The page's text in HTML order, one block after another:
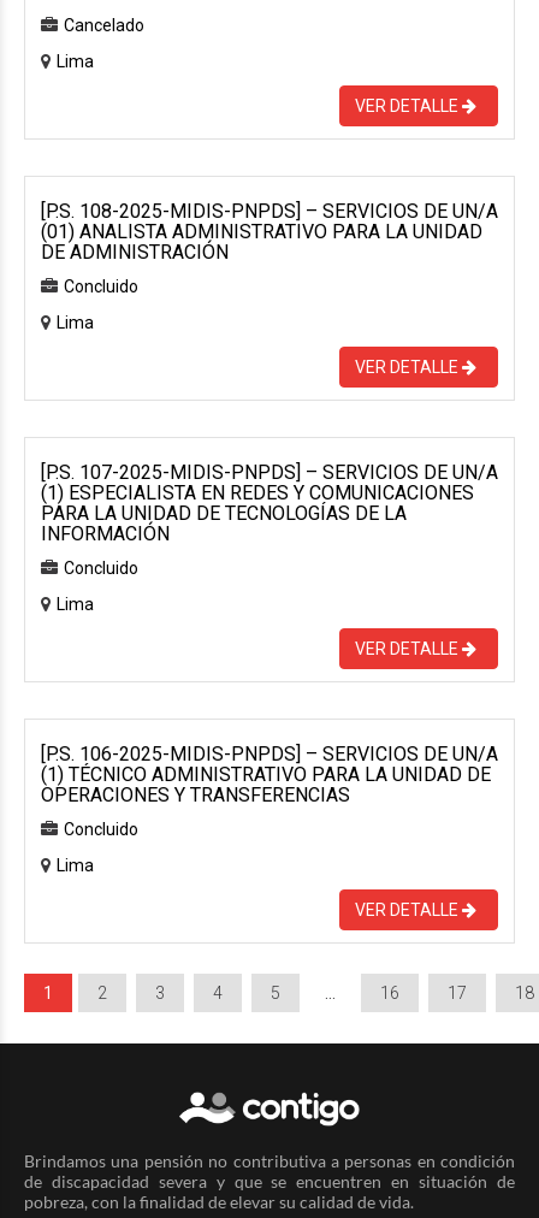
Cancelado
Lima
VER DETALLE
[P.S. 108-2025-MIDIS-PNPDS] – SERVICIOS DE UN/A
(01) ANALISTA ADMINISTRATIVO PARA LA UNIDAD
DE ADMINISTRACIÓN
Concluido
Lima
VER DETALLE
[P.S. 107-2025-MIDIS-PNPDS] – SERVICIOS DE UN/A
(1) ESPECIALISTA EN REDES Y COMUNICACIONES
PARA LA UNIDAD DE TECNOLOGÍAS DE LA
INFORMACIÓN
Concluido
Lima
VER DETALLE
[P.S. 106-2025-MIDIS-PNPDS] – SERVICIOS DE UN/A
(1) TÉCNICO ADMINISTRATIVO PARA LA UNIDAD DE
OPERACIONES Y TRANSFERENCIAS
Concluido
Lima
VER DETALLE
1 2 3 4 5 16 17 18
Brindamos una pensión no contributiva a personas en condición
de discapacidad severa y que se encuentren en situación de
pobreza, con la finalidad de elevar su calidad de vida.